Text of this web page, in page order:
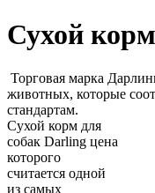
Сухой
Торговая марка
животных, которые
стандартам.
Сухой корм для
собак Darling цена
которого
считается одной
из самых